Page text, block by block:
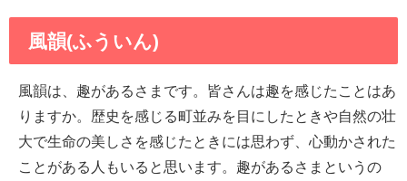
風韻(ふういん)
風韻は、趣があるさまです。皆さんは趣を感じたことはあ
りますか。歴史を感じる町並みを目にしたときや自然の壮
大で生命の美しさを感じたときには思わず、心動かされた
ことがある人もいると思います。趣があるさまというの